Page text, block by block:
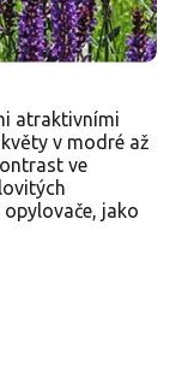
atraktivními
v modré až
ve
jako